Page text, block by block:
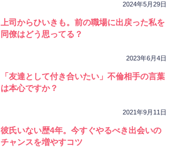
2024年5月29日
上司からひいきも。前の職場に出戻った私を
同僚はどう思ってる？
2023年6月4日
「友達として付き合いたい」不倫相手の言葉
は本心ですか？
2021年9月11日
彼氏いない歴4年。今すぐやるべき出会いの
チャンスを増やすコツ